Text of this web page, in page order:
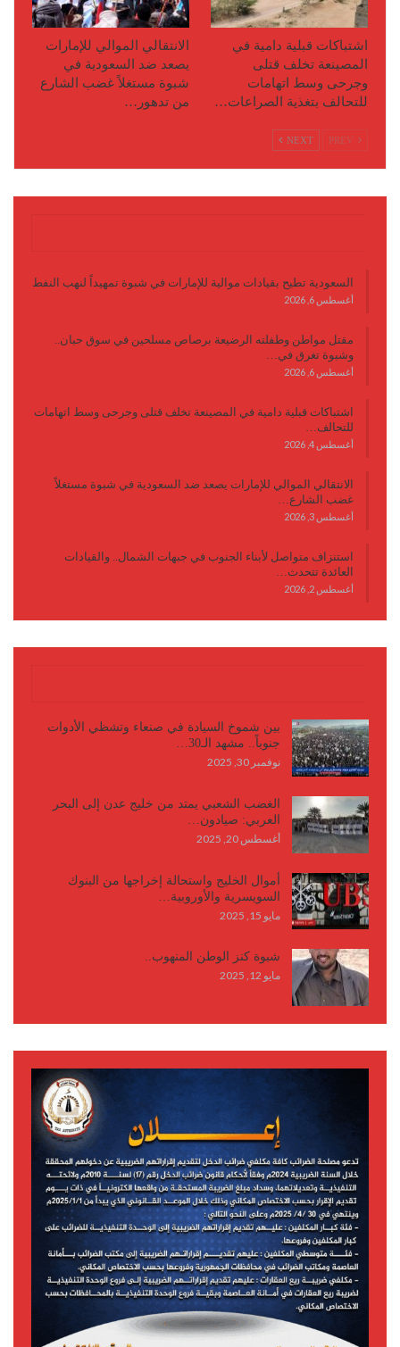
اشتباكات قبلية دامية في
المصينعة تخلف قتلى
وجرحى وسط اتهامات
للتحالف بتغذية الصراعات…
الانتقالي الموالي للإمارات
يصعد ضد السعودية في
شبوة مستغلاً غضب الشارع
من تدهور…
NEXT
السعودية تطيح بقيادات موالية للإمارات في شبوة تمهيداً لنهب النفط
أغسطس 6, 2026
مقتل مواطن وطفلته الرضيعة برصاص مسلحين في سوق حبان..
وشبوة تغرق في…
أغسطس 6, 2026
اشتباكات قبلية دامية في المصينعة تخلف قتلى وجرحى وسط اتهامات
للتحالف…
أغسطس 4, 2026
الانتقالي الموالي للإمارات يصعد ضد السعودية في شبوة مستغلاً
غضب الشارع…
أغسطس 3, 2026
استنزاف متواصل لأبناء الجنوب في جبهات الشمال.. والقيادات
العائدة تتحدث…
أغسطس 2, 2026
بين شموخ السيادة في صنعاء وتشظي الأدوات
جنوباً.. مشهد الـ30…
نوفمبر 30, 2025
الغضب الشعبي يمتد من خليج عدن إلى البحر
العربي: صيادون…
أغسطس 20, 2025
أموال الخليج واستحالة إخراجها من البنوك
السويسرية والأوروبية…
مايو 15, 2025
شبوة كنز الوطن المنهوب..
مايو 12, 2025